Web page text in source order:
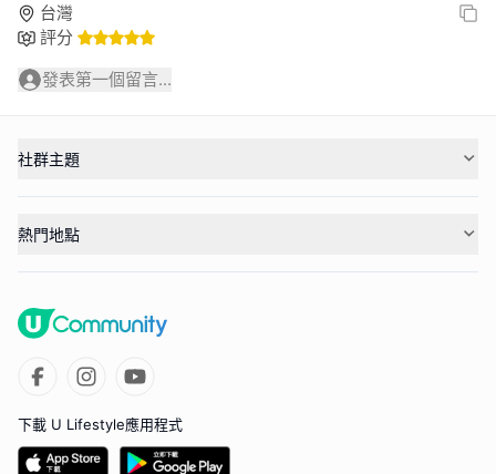
台灣
評分
發表第一個留言...
社群主題
熱門地點
下載 U Lifestyle應用程式